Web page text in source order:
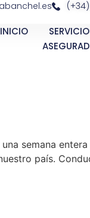
(+34)
INICIO
semana
país.